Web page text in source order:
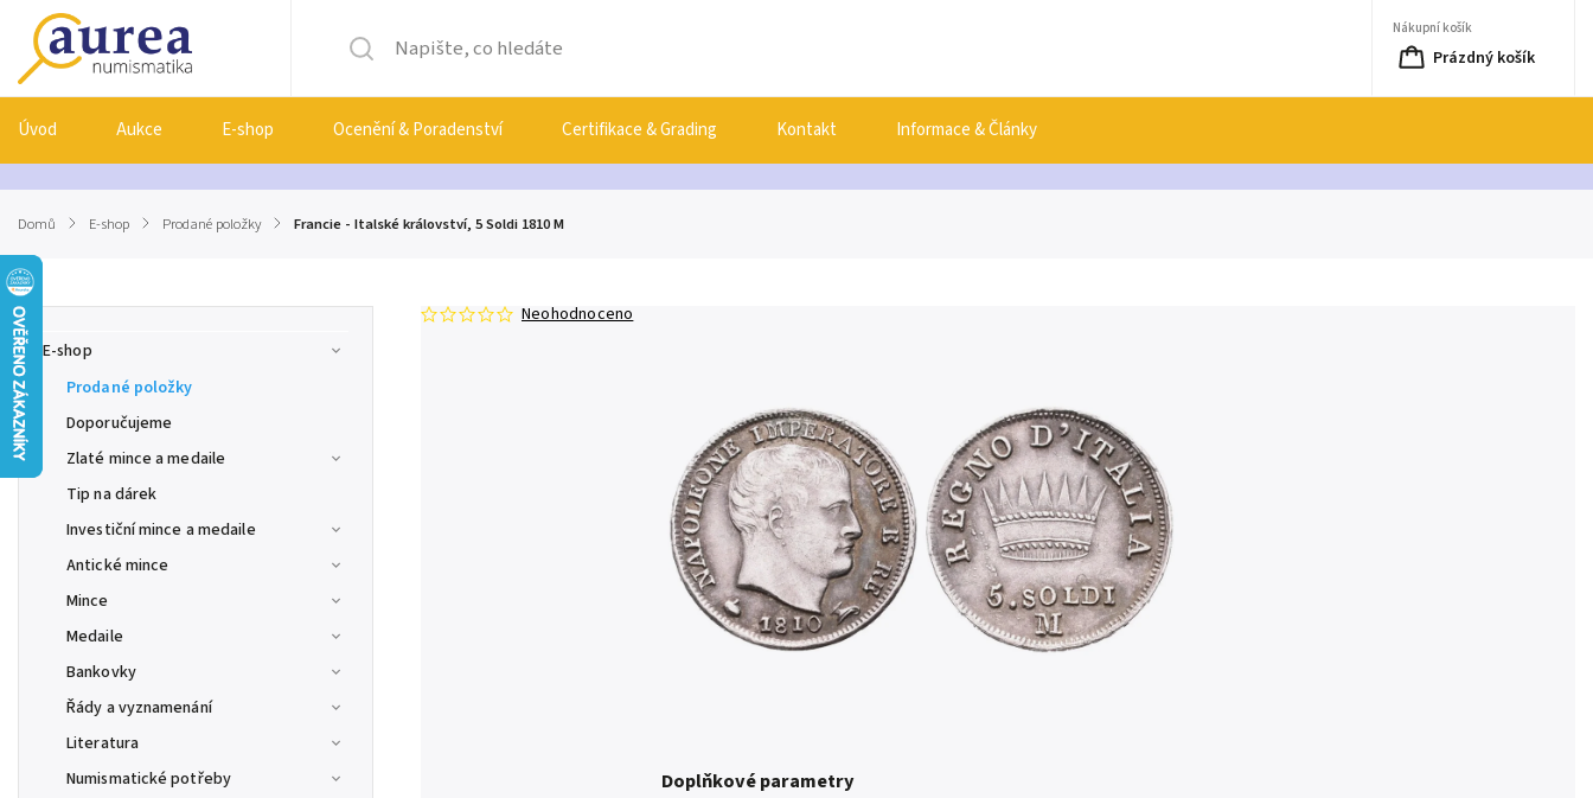
Nákupní košík
Prázdný košík
Úvod Aukce E-shop Ocenění & Poradenství Certifikace & Grading Kontakt Informace & Články
Domů / E-shop / Prodané položky / Francie - Italské království, 5 Soldi 1810 M
E-shop
Prodané položky
Doporučujeme
Zlaté mince a medaile
Tip na dárek
Investiční mince a medaile
Antické mince
Mince
Medaile
Bankovky
Řády a vyznamenání
Literatura
Numismatické potřeby
Neohodnoceno
Doplňkové parametry